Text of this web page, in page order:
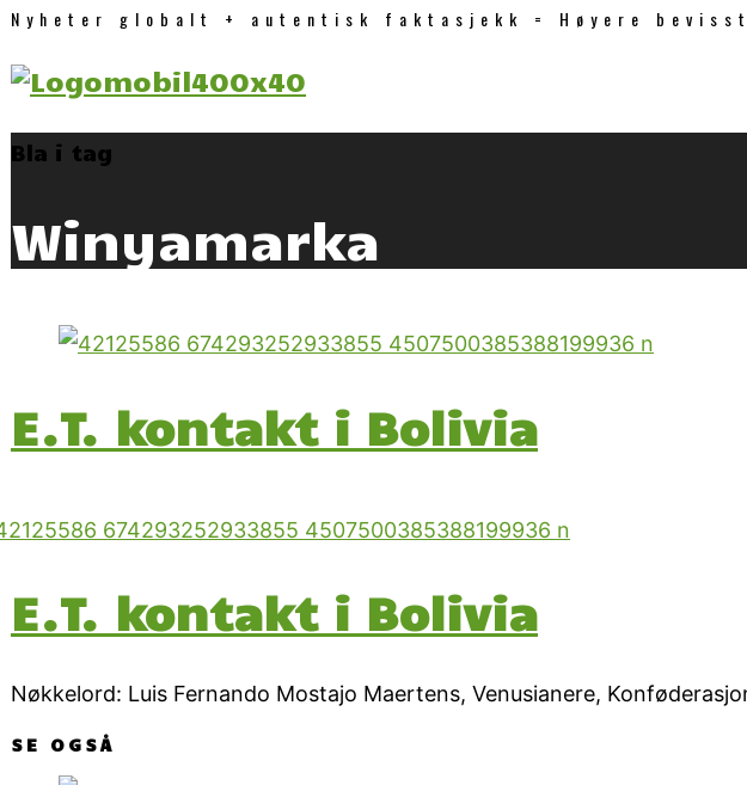
Nyheter globalt + autentisk faktasjekk = Høyere
Bla i tag
Winyamarka
E.T. kontakt i Bolivia
E.T. kontakt i Bolivia
Nøkkelord: Luis Fernando Mostajo Maertens, Venusianere,
SE OGSÅ